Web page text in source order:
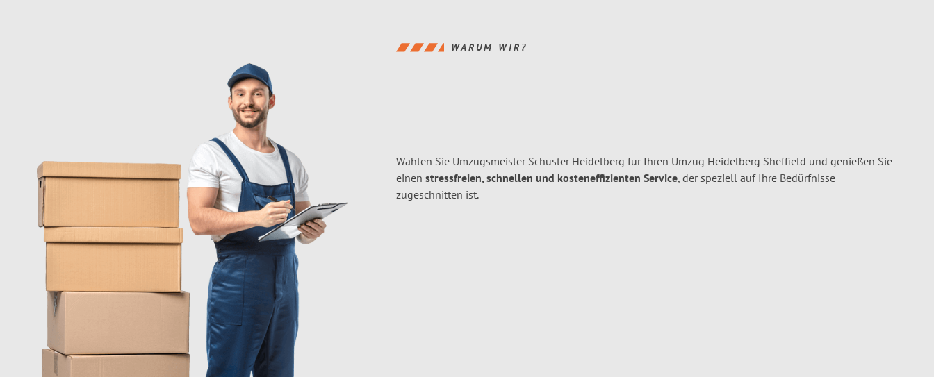
WARUM WIR?
Wählen Sie Umzugsmeister Schuster Heidelberg für Ihren Umzug Heidelberg Sheffield und genießen Sie
einen stressfreien, schnellen und kosteneffizienten Service, der speziell auf Ihre Bedürfnisse
zugeschnitten ist.